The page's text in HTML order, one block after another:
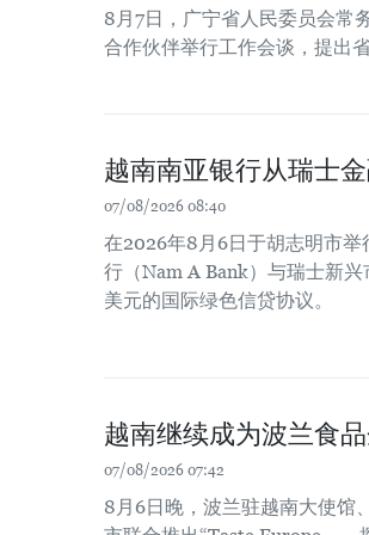
8月7日，广宁省人民委员会常
合作伙伴举行工作会谈，提出
越南南亚银行从瑞士
07/08/2026 08:40
在2026年8月6日于胡志明市举
行（Nam A Bank）与瑞士新
美元的国际绿色信贷协议。
越南继续成为波兰食
07/08/2026 07:42
8月6日晚，波兰驻越南大使馆